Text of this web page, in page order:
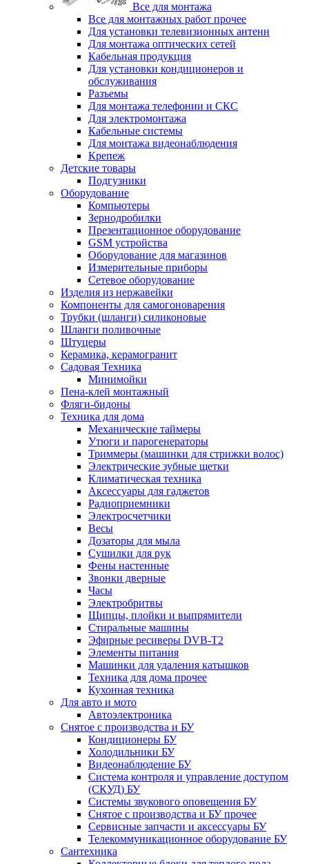
Все для монтажа
Все для монтажных работ прочее
Для установки телевизионных антенн
Для монтажа оптических сетей
Кабельная продукция
Для установки кондиционеров и
обслуживания
Разъемы
Для монтажа телефонии и СКС
Для электромонтажа
Кабельные системы
Для монтажа видеонаблюдения
Крепеж
Детские товары
Подгузники
Оборудование
Компьютеры
Зернодробилки
Презентационное оборудование
GSM устройства
Оборудование для магазинов
Измерительные приборы
Сетевое оборудование
Изделия из нержавейки
Компоненты для самогоноварения
Трубки (шланги) силиконовые
Шланги поливочные
Штуцеры
Керамика, керамогранит
Садовая Техника
Минимойки
Пена-клей монтажный
Фляги-бидоны
Техника для дома
Механические таймеры
Утюги и парогенераторы
Триммеры (машинки для стрижки волос)
Электрические зубные щетки
Климатическая техника
Аксессуары для гаджетов
Радиоприемники
Электросчетчики
Весы
Дозаторы для мыла
Сушилки для рук
Фены настенные
Звонки дверные
Часы
Электробритвы
Щипцы, плойки и выпрямители
Стиральные машины
Эфирные ресиверы DVB-T2
Элементы питания
Машинки для удаления катышков
Техника для дома прочее
Кухонная техника
Для авто и мото
Автоэлектроника
Снятое с производства и БУ
Кондиционеры БУ
Холодильники БУ
Видеонаблюдение БУ
Система контроля и управление доступом
(СКУД) БУ
Системы звукового оповещения БУ
Снятое с производства и БУ прочее
Сервисные запчасти и аксессуары БУ
Телекоммуникационное оборудование БУ
Сантехника